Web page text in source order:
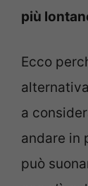
più
Ecco
a
andare in
può